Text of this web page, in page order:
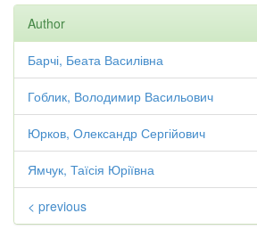
Author
Барчі, Беата Василівна
Гоблик, Володимир Васильович
Юрков, Олександр Сергійович
Ямчук, Таїсія Юріївна
< previous